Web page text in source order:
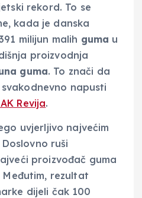
rekord. To se
kada je danska
milijun malih guma u
proizvodnja
guma. To znači da
napusti
Revija.
uvjerljivo najvećim
ruši
proizvođač guma
Međutim, rezultat
dijeli čak 100